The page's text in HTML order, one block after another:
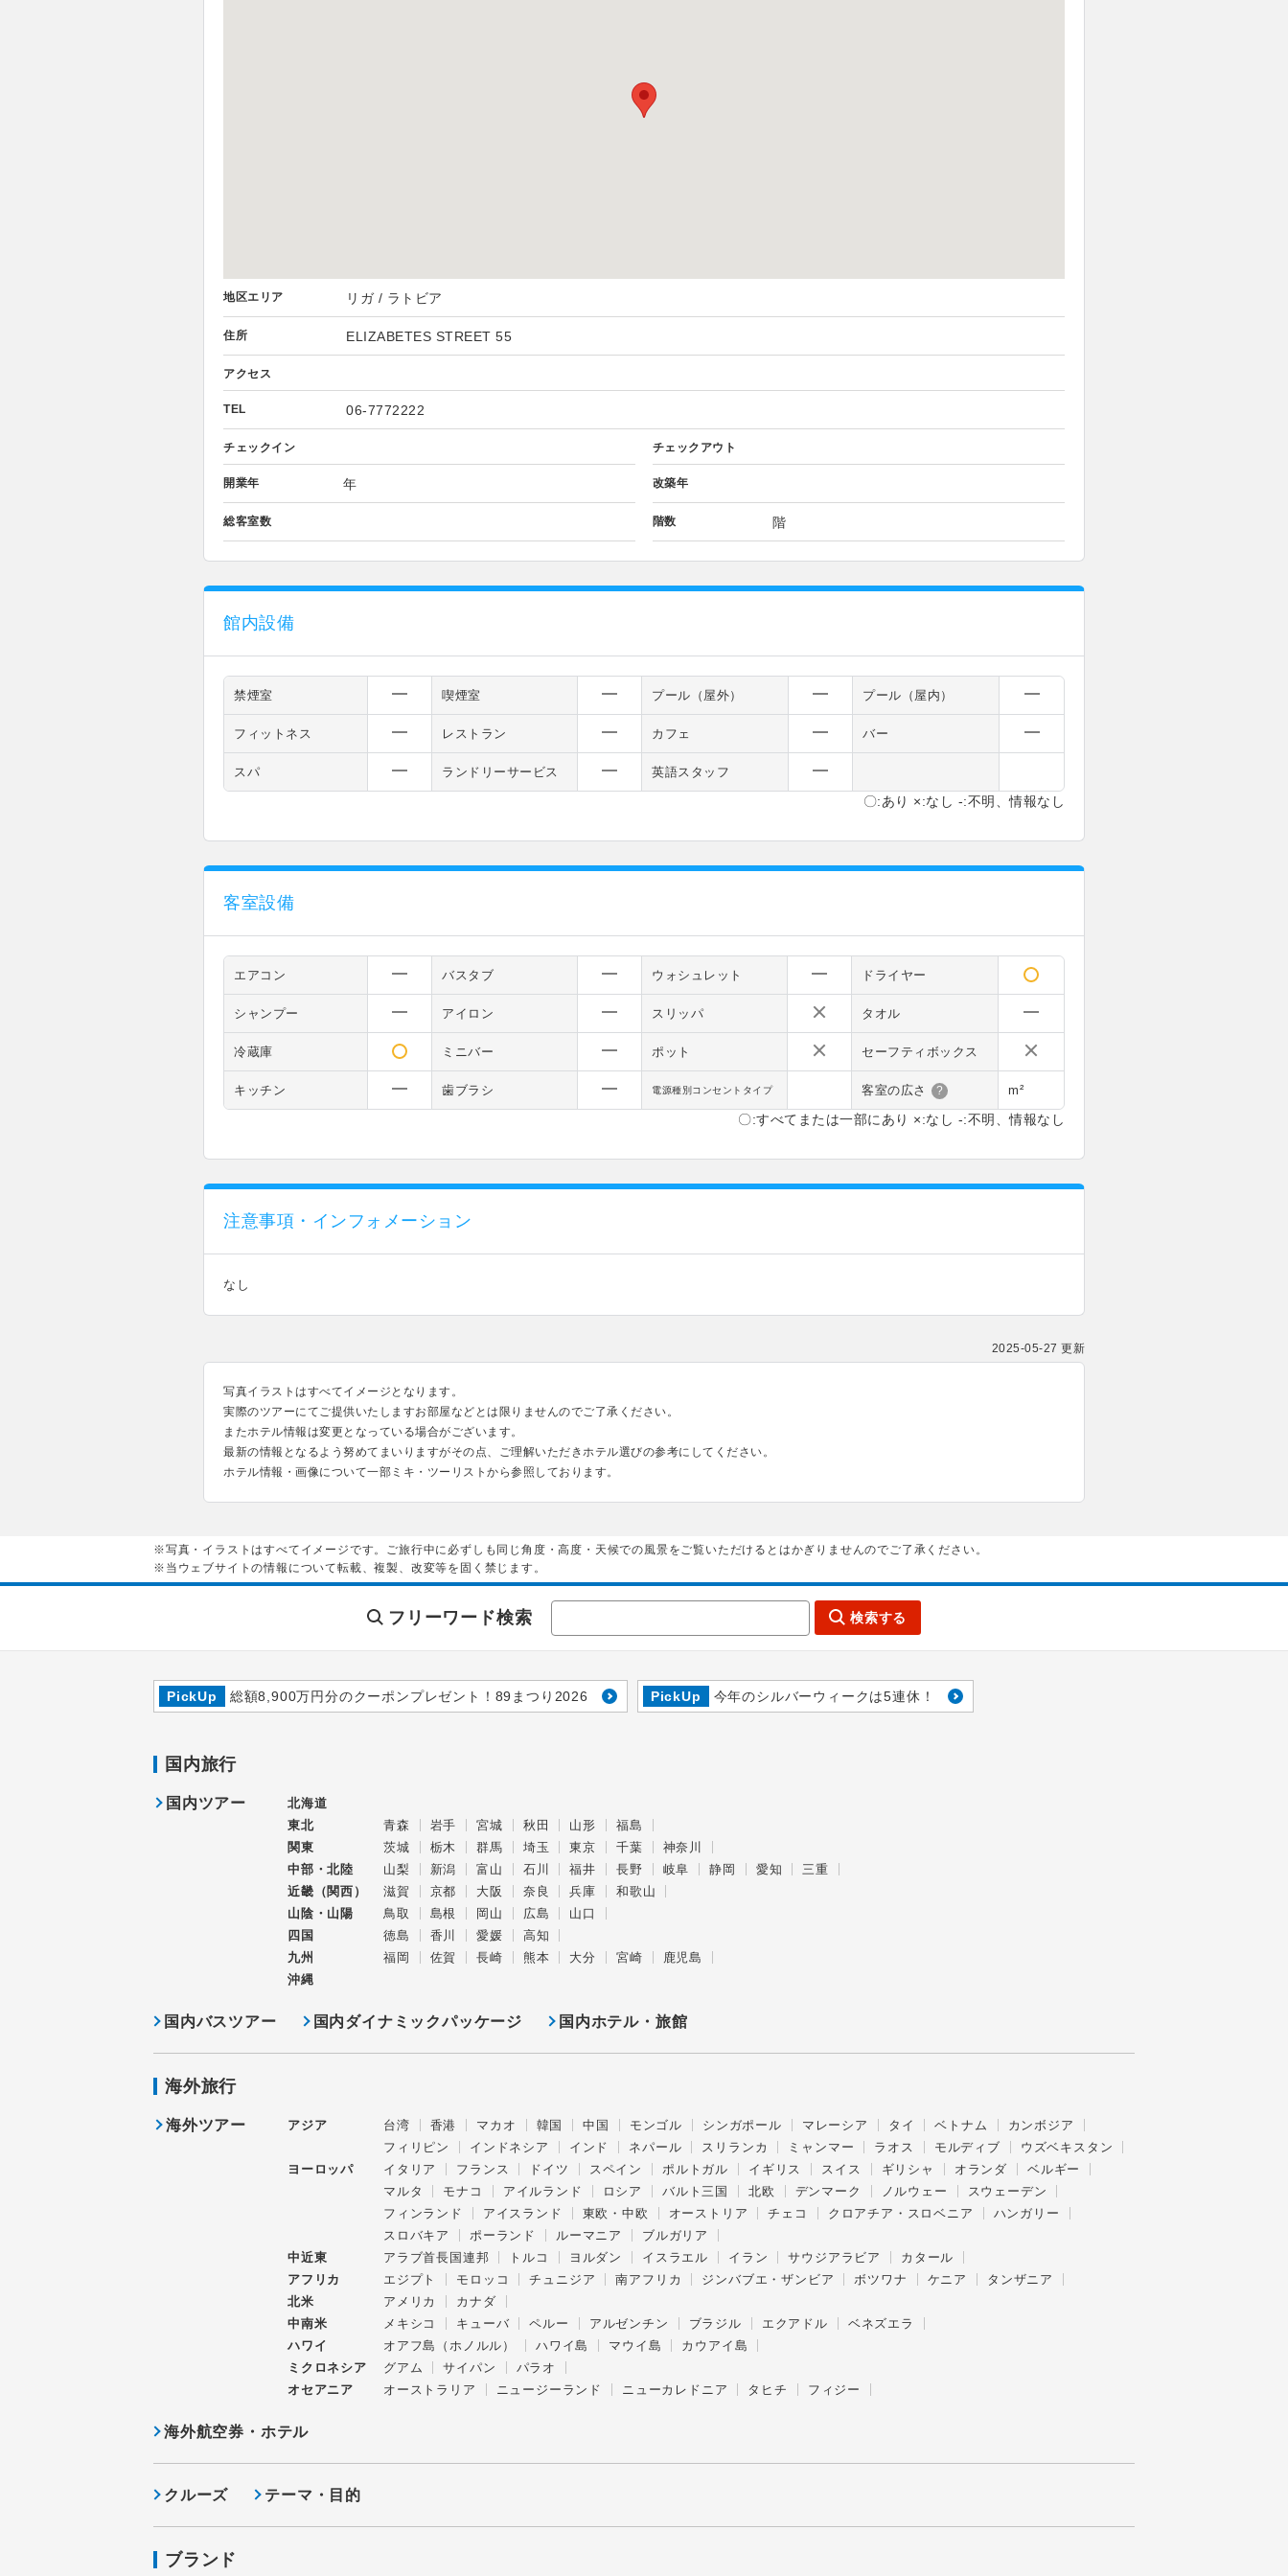
地区エリア リガ / ラトビア
住所 ELIZABETES STREET 55
アクセス
TEL 06-7772222
チェックイン チェックアウト
開業年 年 改築年
総客室数 階数 階
館内設備
禁煙室 喫煙室 プール（屋外） プール（屋内）
フィットネス レストラン カフェ バー
スパ ランドリーサービス 英語スタッフ
〇:あり ×:なし -:不明、情報なし
客室設備
エアコン バスタブ ウォシュレット ドライヤー
シャンプー アイロン スリッパ タオル
冷蔵庫 ミニバー ポット セーフティボックス
キッチン 歯ブラシ 電源種別コンセントタイプ 客室の広さ ? m²
〇:すべてまたは一部にあり ×:なし -:不明、情報なし
注意事項・インフォメーション
なし
2025-05-27 更新
写真イラストはすべてイメージとなります。
実際のツアーにてご提供いたしますお部屋などとは限りませんのでご了承ください。
またホテル情報は変更となっている場合がございます。
最新の情報となるよう努めてまいりますがその点、ご理解いただきホテル選びの参考にしてください。
ホテル情報・画像について一部ミキ・ツーリストから参照しております。
※写真・イラストはすべてイメージです。ご旅行中に必ずしも同じ角度・高度・天候での風景をご覧いただけるとはかぎりませんのでご了承ください。
※当ウェブサイトの情報について転載、複製、改変等を固く禁じます。
フリーワード検索 検索する
PickUp 総額8,900万円分のクーポンプレゼント！89まつり2026 PickUp 今年のシルバーウィークは5連休！
国内旅行
国内ツアー
北海道
東北
青森 岩手 宮城 秋田 山形
福島
関東
茨城 栃木 群馬 埼玉 東京 千葉
神奈川
中部・北陸
山梨 新潟 富山 石川 福井 長野 岐阜 静岡 愛知
三重
近畿（関西）
滋賀 京都 大阪 奈良 兵庫
和歌山
山陰・山陽
鳥取 島根 岡山 広島
山口
四国
徳島 香川 愛媛
高知
九州
福岡 佐賀 長崎 熊本 大分 宮崎
鹿児島
沖縄
国内バスツアー 国内ダイナミックパッケージ 国内ホテル・旅館
海外旅行
海外ツアー アジア 台湾 香港 マカオ 韓国 中国 モンゴル シンガポール マレーシア タイ ベトナム
カンボジア
フィリピン
インドネシア インド ネパール スリランカ ミャンマー ラオス モルディブ
ウズベキスタン
ヨーロッパ
イタリア フランス ドイツ スペイン ポルトガル イギリス スイス ギリシャ オランダ
ベルギー
マルタ
モナコ アイルランド ロシア バルト三国 北欧 デンマーク ノルウェー
スウェーデン
フィンランド
アイスランド 東欧・中欧 オーストリア チェコ クロアチア・スロベニア
ハンガリー
スロバキア
ポーランド ルーマニア
ブルガリア
中近東
アラブ首長国連邦 トルコ ヨルダン イスラエル イラン サウジアラビア
カタール
アフリカ
エジプト モロッコ チュニジア 南アフリカ ジンバブエ・ザンビア ボツワナ ケニア
タンザニア
北米
アメリカ
カナダ
中南米
メキシコ キューバ ペルー アルゼンチン ブラジル エクアドル
ベネズエラ
ハワイ
オアフ島（ホノルル） ハワイ島 マウイ島
カウアイ島
ミクロネシア
グアム サイパン
パラオ
オセアニア
オーストラリア ニュージーランド ニューカレドニア タヒチ フィジー
海外航空券・ホテル
クルーズ テーマ・目的
ブランド